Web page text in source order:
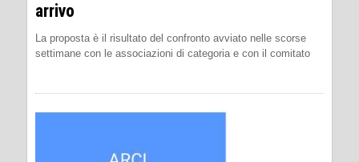
arrivo
La proposta è il risultato del confronto avviato nelle scorse
settimane con le associazioni di categoria e con il comitato